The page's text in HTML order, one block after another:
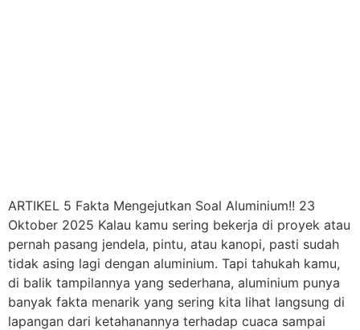
ARTIKEL 5 Fakta Mengejutkan Soal Aluminium!! 23
Oktober 2025 Kalau kamu sering bekerja di proyek atau
pernah pasang jendela, pintu, atau kanopi, pasti sudah
tidak asing lagi dengan aluminium. Tapi tahukah kamu,
di balik tampilannya yang sederhana, aluminium punya
banyak fakta menarik yang sering kita lihat langsung di
lapangan dari ketahanannya terhadap cuaca sampai